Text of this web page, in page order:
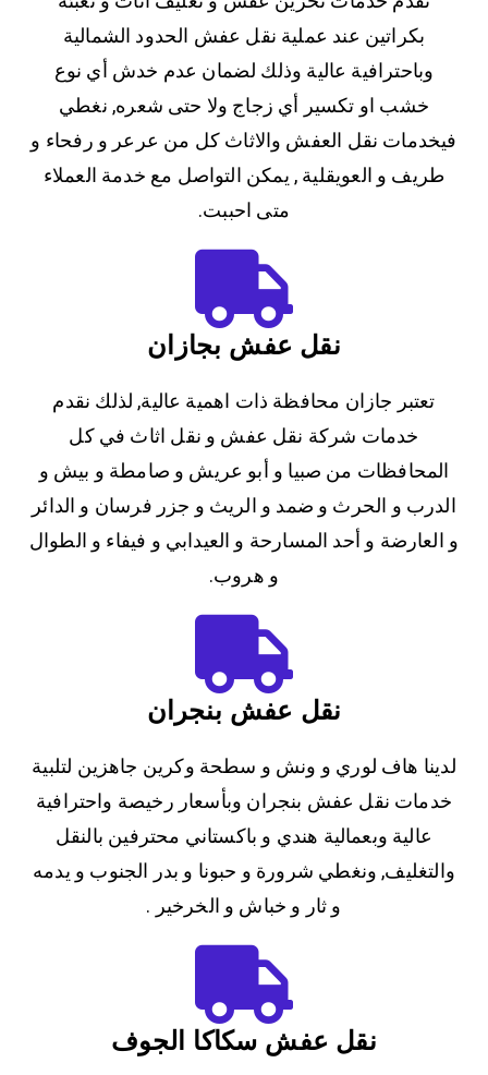
بكراتين عند عملية نقل عفش الحدود الشمالية
وباحترافية عالية وذلك لضمان عدم خدش أي نوع
خشب او تكسير أي زجاج ولا حتى شعره, نغطي
فيخدمات نقل العفش والاثاث كل من عرعر و رفحاء و
طريف و العويقلية , يمكن التواصل مع خدمة العملاء
متى احببت.
نقل عفش بجازان
تعتبر جازان محافظة ذات اهمية عالية, لذلك نقدم
خدمات شركة نقل عفش و نقل اثاث في كل
المحافظات من صبيا و أبو عريش و صامطة و بيش و
الدرب و الحرث و ضمد و الريث و جزر فرسان و الدائر
و العارضة و أحد المسارحة و العيدابي و فيفاء و الطوال
و هروب.
نقل عفش بنجران
لدينا هاف لوري و ونش و سطحة وكرين جاهزين لتلبية
خدمات نقل عفش بنجران وبأسعار رخيصة واحترافية
عالية وبعمالية هندي و باكستاني محترفين بالنقل
والتغليف, ونغطي شرورة و حبونا و بدر الجنوب و يدمه
و ثار و خباش و الخرخير .
نقل عفش سكاكا الجوف